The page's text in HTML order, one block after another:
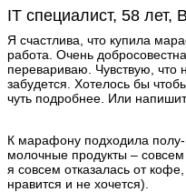
IT специалист, 58 лет,
Я счастлива, что купила
работа. Очень
перевариваю. Чувствую, что
забудется. Хотелось бы
чуть подробнее. Или
К марафону подходила полу-
молочные продукты –
я совсем отказалась от
нравится и не хочется).